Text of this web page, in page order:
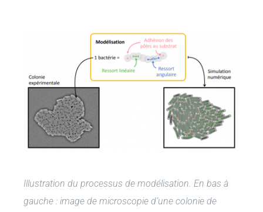
Illustration du processus de modélisation. En bas à
gauche : image de microscopie d’une colonie de